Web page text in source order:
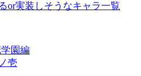
or実装しそうなキャラ一覧
園編
壱